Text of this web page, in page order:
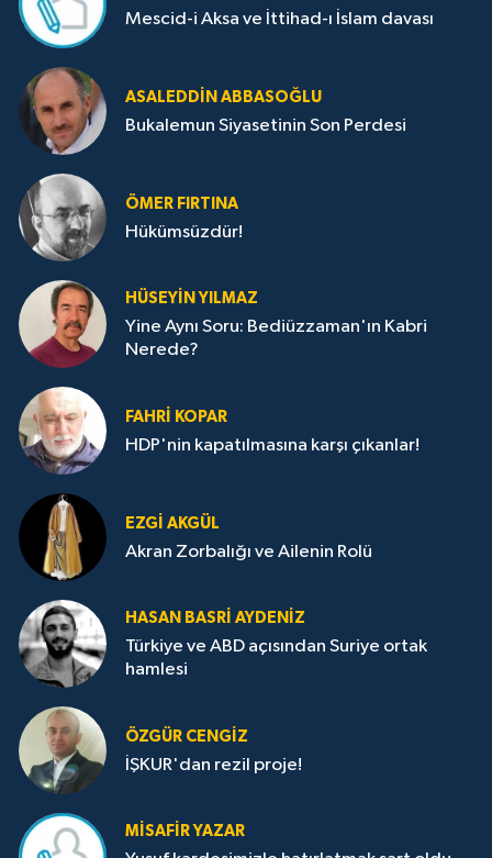
Mescid-i Aksa ve İttihad-ı İslam davası
ASALEDDIN ABBASOĞLU
Bukalemun Siyasetinin Son Perdesi
ÖMER FIRTINA
Hükümsüzdür!
HÜSEYIN YILMAZ
Yine Aynı Soru: Bediüzzaman'ın Kabri
Nerede?
FAHRI KOPAR
HDP'nin kapatılmasına karşı çıkanlar!
EZGI AKGÜL
Akran Zorbalığı ve Ailenin Rolü
HASAN BASRI AYDENIZ
Türkiye ve ABD açısından Suriye ortak
hamlesi
ÖZGÜR CENGIZ
İŞKUR'dan rezil proje!
MISAFIR YAZAR